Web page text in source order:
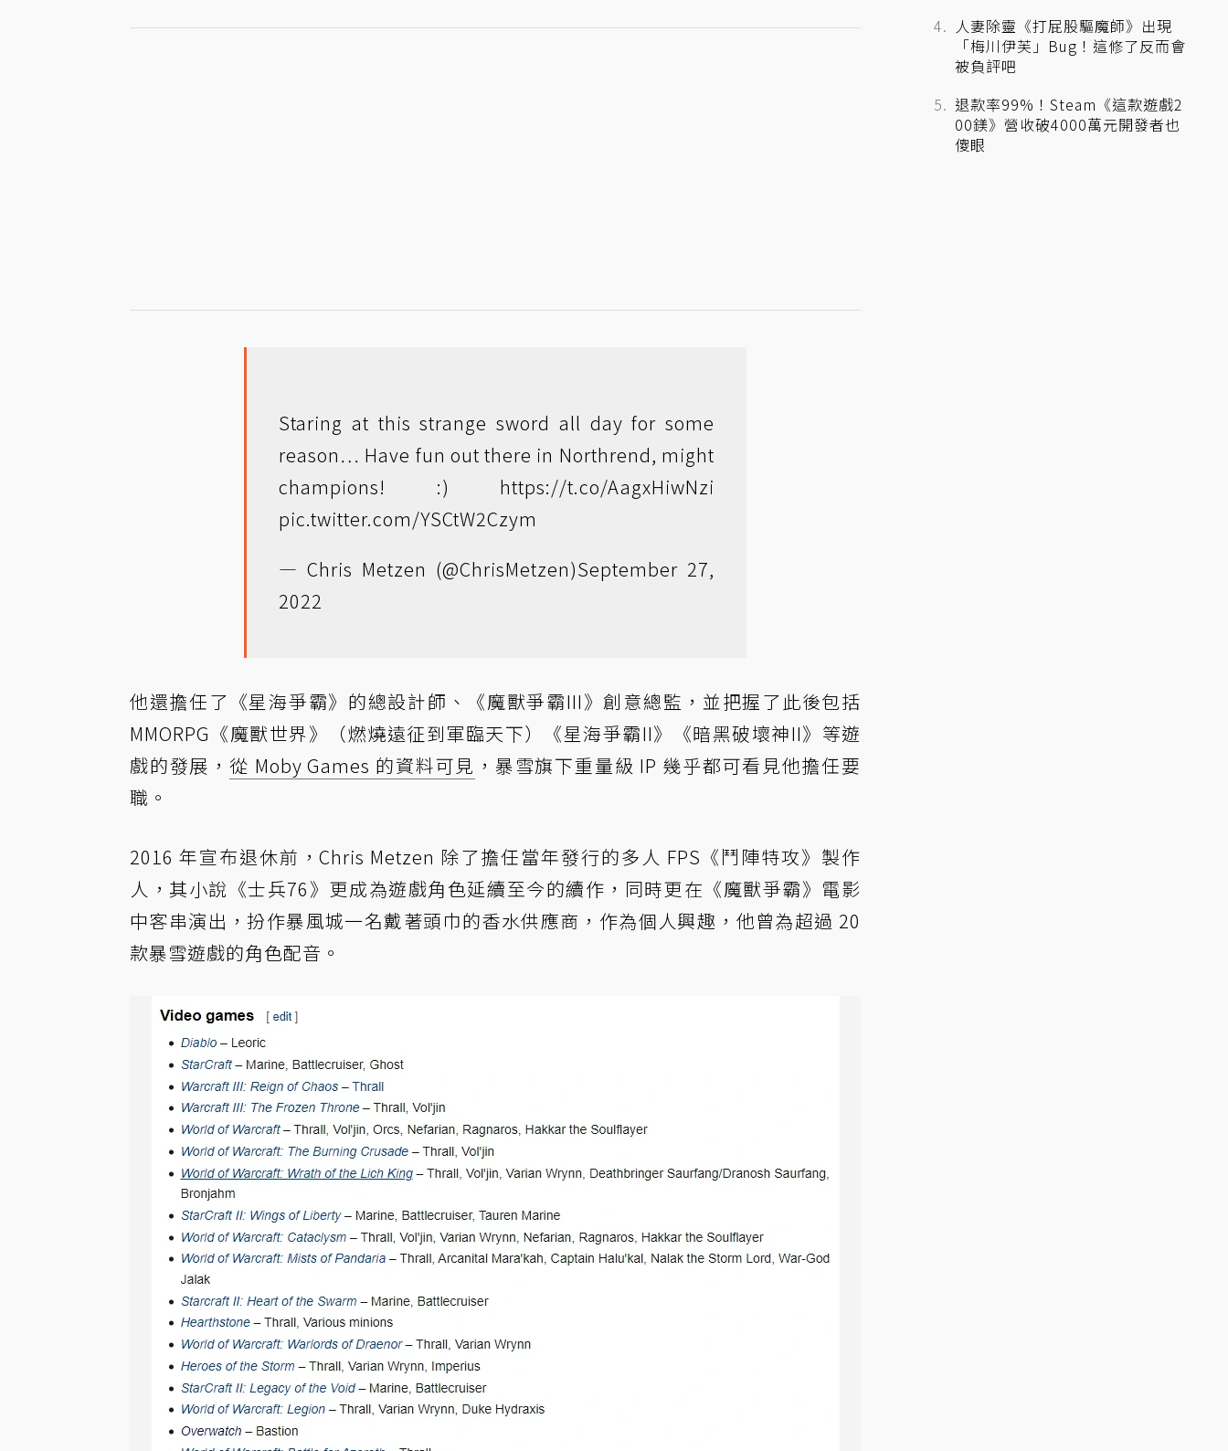
Staring at this strange sword all day for some
reason… Have fun out there in Northrend, might
champions! :) https://t.co/AagxHiwNzi
pic.twitter.com/YSCtW2Czym
— Chris Metzen (@ChrisMetzen)September 27,
2022
他還擔任了《星海爭霸》的總設計師、《魔獸爭霸III》創意總監，並把握了此後包括
MMORPG《魔獸世界》（燃燒遠征到軍臨天下）《星海爭霸II》《暗黑破壞神II》等遊
戲的發展， 從 Moby Games 的資料可見 ，暴雪旗下重量級 IP 幾乎都可看見他擔任要
職。
2016 年宣布退休前，Chris Metzen 除了擔任當年發行的多人 FPS《鬥陣特攻》製作
人，其小說《士兵76》更成為遊戲角色延續至今的續作，同時更在《魔獸爭霸》電影
中客串演出，扮作暴風城一名戴著頭巾的​​香水供應商，作為個人興趣，他曾為超過 20
款暴雪遊戲的角色配音。
人妻除靈《打屁股驅魔師》出現
「梅川伊芙」Bug！這修了反而會
被負評吧
退款率99%！Steam《這款遊戲2
00鎂》營收破4000萬元開發者也
傻眼